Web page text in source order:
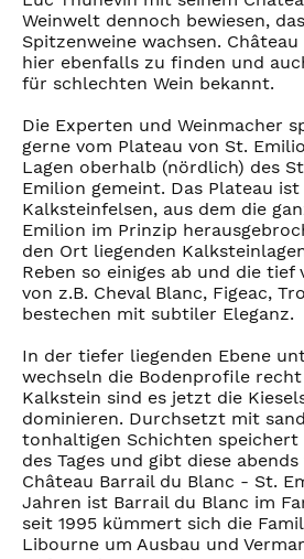
Weinwelt dennoch bewiesen,
Spitzenweine wachsen.
hier ebenfalls zu finden und
für schlechten Wein bekannt.
Die Experten und Weinmacher
gerne vom Plateau von St.
Lagen oberhalb (nördlich) des
Emilion gemeint. Das Plateau
Kalksteinfelsen, aus dem die
Emilion im Prinzip
den Ort liegenden
Reben so einiges ab und die tief
von z.B. Cheval Blanc, Figeac,
bestechen mit subtiler Eleganz.
In der tiefer liegenden Ebene
wechseln die Bodenprofile
Kalkstein sind es jetzt die
dominieren. Durchsetzt mit
tonhaltigen Schichten speichert
des Tages und gibt diese
Château Barrail du Blanc - St.
Jahren ist Barrail du Blanc im
seit 1995 kümmert sich die
Libourne um Ausbau und